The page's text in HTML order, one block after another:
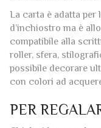
durante l’intero
La carta è adatta per
d’inchiostro ma è
compatibile alla
roller, sfera,
possibile decorare
con colori ad
PER